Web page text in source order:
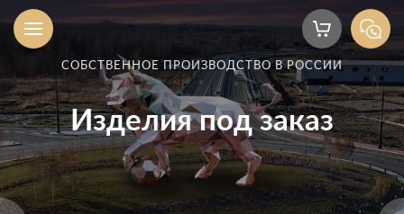
СОБСТВЕННОЕ ПРОИЗВОДСТВО В РОССИИ
Изделия под заказ